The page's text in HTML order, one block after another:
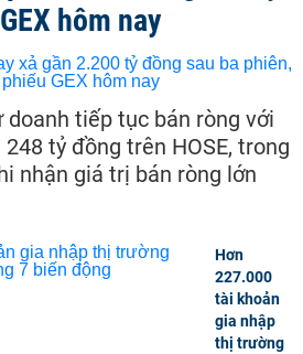
hôm nay
tiếp tục bán ròng với
tỷ đồng trên HOSE, trong
nhận giá trị bán ròng lớn
Hơn
227.000
tài khoản
gia nhập
thị trường